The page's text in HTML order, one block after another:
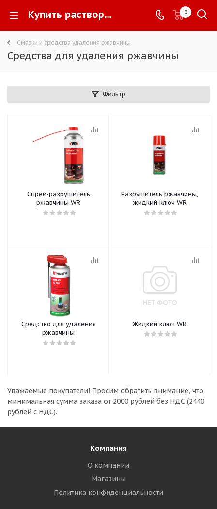
Купить растворители ржавчины Wurth (Вюрт) по доступной ценена сайте официального производителя АО «Вюрт-Русь» - 0
Смазки и средства удаления ржавчины
Средства для удаления ржавчины
Фильтр
Спрей-разрушитель
ржавчины WR
Разрушитель ржавчины,
жидкий ключ WR
Средство для удаления
ржавчины
Жидкий ключ WR
Уважаемые покупатели! Просим обратить внимание, что
минимальная сумма заказа от 2000 рублей без НДС (2440
рублей с НДС).
Компания
О компании
Магазины
Политика конфиденциальности